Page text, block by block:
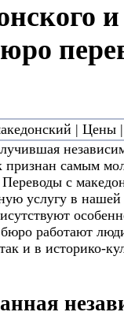
признан самым
с
услугу в
работают
и в историко-